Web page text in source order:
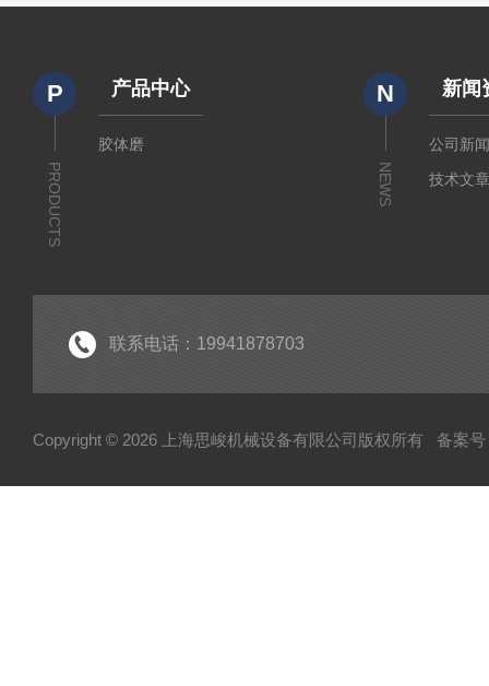
P
PRODUCTS
产品中心
胶体磨
N
NEWS
新闻
公司新
技术文
联系电话：19941878703
Copyright © 2026 上海思峻机械设备有限公司版权所有 备案号